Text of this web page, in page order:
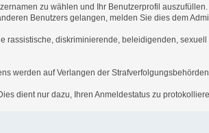
zu wählen und Ihr Benutzerprofil
Benutzers gelangen, melden Sie dies dem
diskriminierende, beleidigenden,
werden auf Verlangen der
dient nur dazu, Ihren Anmeldestatus zu